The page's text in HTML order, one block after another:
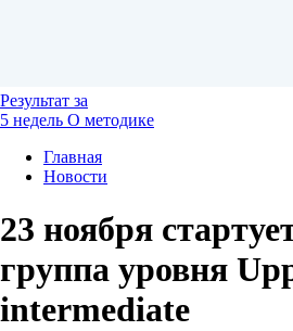
Результат за
5 недель О методике
Главная
Новости
23 ноября
группа уровня
intermediate